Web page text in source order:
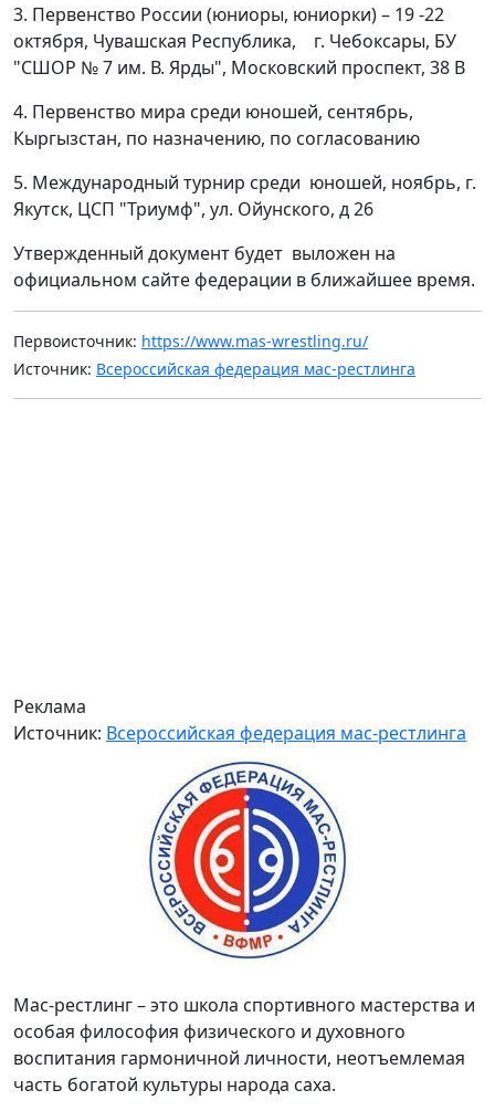
3. Первенство России (юниоры, юниорки) – 19 -22
октября, Чувашская Республика, г. Чебоксары, БУ
"СШОР № 7 им. В. Ярды", Московский проспект, 38 В
4. Первенство мира среди юношей, сентябрь,
Кыргызстан, по назначению, по согласованию
5. Международный турнир среди юношей, ноябрь, г.
Якутск, ЦСП "Триумф", ул. Ойунского, д 26
Утвержденный документ будет выложен на
официальном сайте федерации в ближайшее время.
Первоисточник: https://www.mas-wrestling.ru/
Источник: Всероссийская федерация мас-рестлинга
Реклама
Источник: Всероссийская федерация мас-рестлинга
Мас-рестлинг – это школа спортивного мастерства и
особая философия физического и духовного
воспитания гармоничной личности, неотъемлемая
часть богатой культуры народа саха.